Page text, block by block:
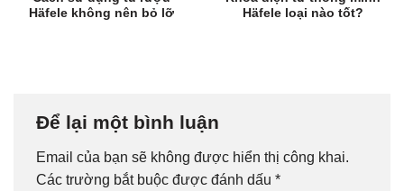
Häfele không nên bỏ lỡ
Häfele loại nào tốt?
Để lại một bình luận
Email của bạn sẽ không được hiển thị công khai.
Các trường bắt buộc được đánh dấu *